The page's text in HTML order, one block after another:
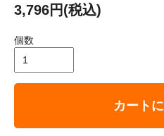
3,796円(税込)
個数
カート